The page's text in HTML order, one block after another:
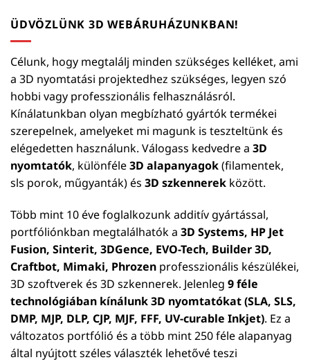
ÜDVÖZLÜNK 3D WEBÁRUHÁZUNKBAN!
Célunk, hogy megtalálj minden szükséges kelléket, ami
a 3D nyomtatási projektedhez szükséges, legyen szó
hobbi vagy professzionális felhasználásról.
Kínálatunkban olyan megbízható gyártók termékei
szerepelnek, amelyeket mi magunk is teszteltünk és
elégedetten használunk. Válogass kedvedre a 3D
nyomtatók, különféle3D alapanyagok(filamentek,
sls porok, műgyanták) és 3D szkennerek között.
Több mint 10 éve foglalkozunk additív gyártással,
portfóliónkban megtalálhatók a 3D Systems, HP Jet
Fusion, Sinterit, 3DGence, EVO-Tech, Builder 3D,
Craftbot, Mimaki, Phrozen professzionális készülékei,
3D szoftverek és 3D szkennerek. Jelenleg 9 féle
technológiában kínálunk 3D nyomtatókat (SLA, SLS,
DMP, MJP, DLP, CJP, MJF, FFF, UV-curable Inkjet). Ez a
változatos portfólió és a több mint 250 féle alapanyag
által nyújtott széles választék lehetővé teszi